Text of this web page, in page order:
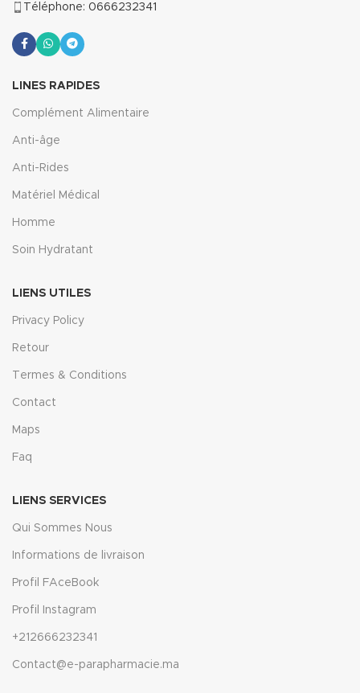
Téléphone: 0666232341
LINES RAPIDES
Complément Alimentaire
Anti-âge
Anti-Rides
Matériel Médical
Homme
Soin Hydratant
LIENS UTILES
Privacy Policy
Retour
Termes & Conditions
Contact
Maps
Faq
LIENS SERVICES
Qui Sommes Nous
Informations de livraison
Profil FAceBook
Profil Instagram
+212666232341
Contact@e-parapharmacie.ma